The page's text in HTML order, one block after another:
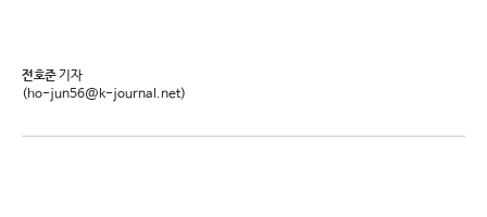
전호준기자
(ho-jun56@k-journal.net)